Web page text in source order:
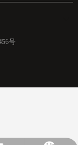
号